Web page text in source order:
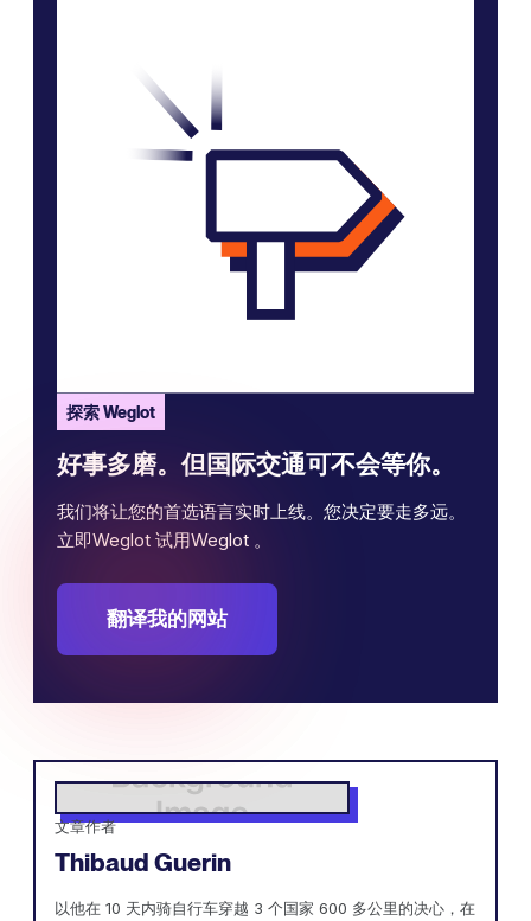
探索 Weglot
好事多磨。但国际交通可不会等你。
我们将让您的首选语言实时上线。您决定要走多远。
立即Weglot 试用Weglot 。
翻译我的网站
文章作者
Thibaud Guerin
以他在 10 天内骑自行车穿越 3 个国家 600 多公里的决心，在